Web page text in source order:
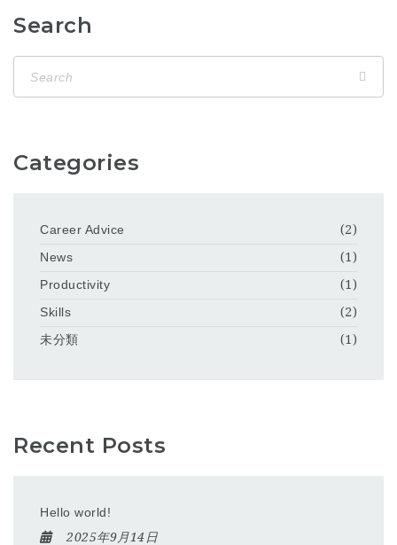
Search
Categories
Career Advice
(2)
News
(1)
Productivity
(1)
Skills
(2)
未分類
(1)
Recent Posts
Hello world!
2025年9月14日